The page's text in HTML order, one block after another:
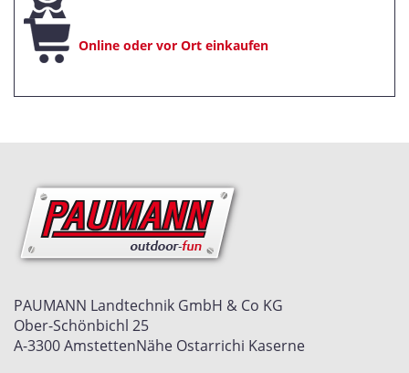
Online oder vor Ort einkaufen
PAUMANN Landtechnik GmbH & Co KG
Ober-Schönbichl 25
A-3300 AmstettenNähe Ostarrichi Kaserne